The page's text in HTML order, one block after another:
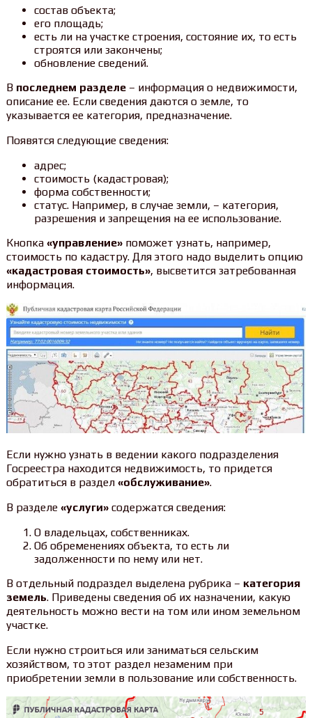
состав объекта;
его площадь;
есть ли на участке строения, состояние их, то есть
строятся или закончены;
обновление сведений.
В последнем разделе– информация о недвижимости,
описание ее. Если сведения даются о земле, то
указывается ее категория, предназначение.
Появятся следующие сведения:
адрес;
стоимость (кадастровая);
форма собственности;
статус. Например, в случае земли, – категория,
разрешения и запрещения на ее использование.
Кнопка «управление»поможет узнать, например,
стоимость по кадастру. Для этого надо выделить опцию
«кадастровая стоимость», высветится затребованная
информация.
Если нужно узнать в ведении какого подразделения
Госреестра находится недвижимость, то придется
обратиться в раздел «обслуживание».
В разделе «услуги»содержатся сведения:
О владельцах, собственниках.
Об обременениях объекта, то есть ли
задолженности по нему или нет.
В отдельный подраздел выделена рубрика – категория
земель. Приведены сведения об их назначении, какую
деятельность можно вести на том или ином земельном
участке.
Если нужно строиться или заниматься сельским
хозяйством, то этот раздел незаменим при
приобретении земли в пользование или собственность.